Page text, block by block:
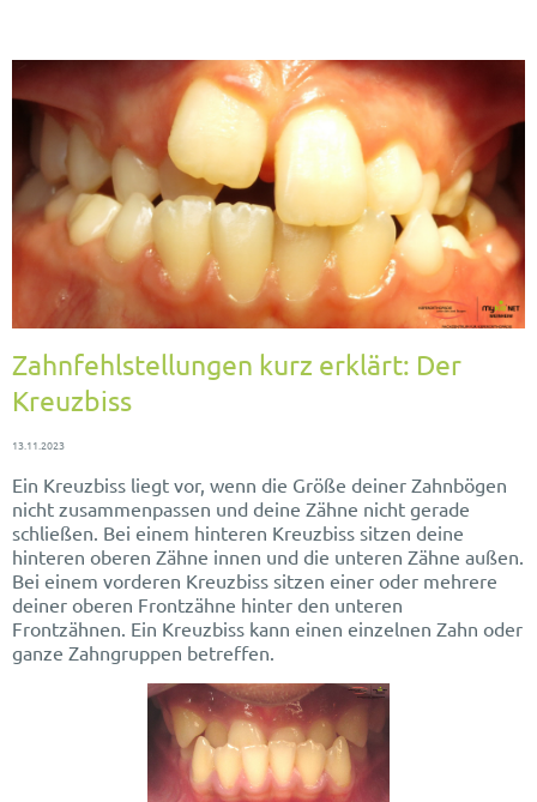
Zahnfehlstellungen kurz erklärt: Der
Kreuzbiss
13.11.2023
Ein Kreuzbiss liegt vor, wenn die Größe deiner Zahnbögen
nicht zusammenpassen und deine Zähne nicht gerade
schließen. Bei einem hinteren Kreuzbiss sitzen deine
hinteren oberen Zähne innen und die unteren Zähne außen.
Bei einem vorderen Kreuzbiss sitzen einer oder mehrere
deiner oberen Frontzähne hinter den unteren
Frontzähnen. Ein Kreuzbiss kann einen einzelnen Zahn oder
ganze Zahngruppen betreffen.